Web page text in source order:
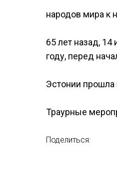
народов мира к
65 лет назад,
году, перед
Эстонии прошла
Траурные
Поделиться: